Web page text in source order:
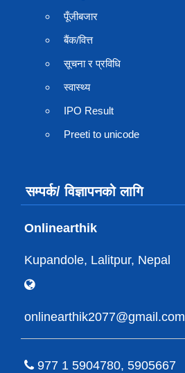
पूँजीबजार
बैंक/वित्त
सूचना र प्रविधि
स्वास्थ्य
IPO Result
Preeti to unicode
सम्पर्क/ विज्ञापनको लागि
Onlinearthik
Kupandole, Lalitpur, Nepal
onlinearthik2077@gmail.com
977 1 5904780, 5905667